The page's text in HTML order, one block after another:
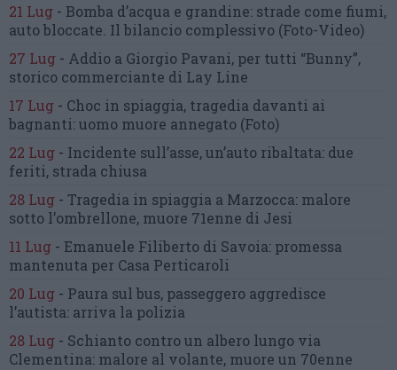
21 Lug - Bomba d’acqua e grandine: strade come fiumi,
auto bloccate. Il bilancio complessivo (Foto-Video)
27 Lug - Addio a Giorgio Pavani, per tutti “Bunny”,
storico commerciante di Lay Line
17 Lug - Choc in spiaggia, tragedia davanti ai
bagnanti:uomo muore annegato (Foto)
22 Lug - Incidente sull’asse, un’auto ribaltata: due
feriti, strada chiusa
28 Lug - Tragedia in spiaggia a Marzocca: malore
sotto l’ombrellone, muore 71enne di Jesi
11 Lug - Emanuele Filiberto di Savoia: promessa
mantenuta per Casa Perticaroli
20 Lug - Paura sul bus, passeggero aggredisce
l’autista: arriva la polizia
28 Lug - Schianto contro un albero lungo via
Clementina: malore al volante, muore un 70enne